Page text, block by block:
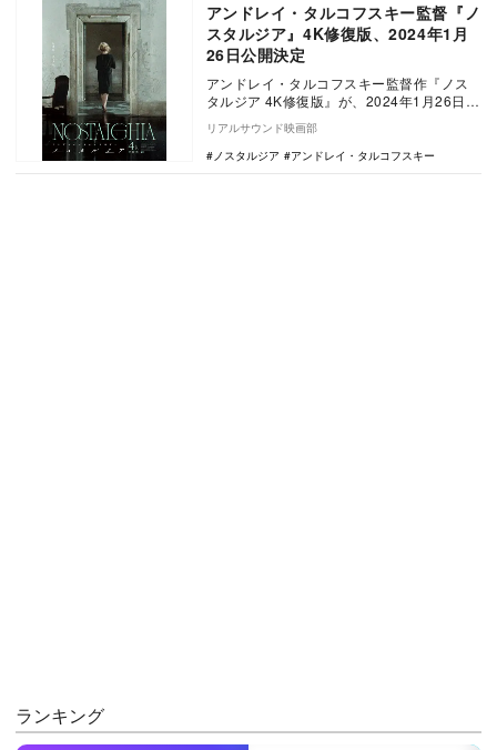
アンドレイ・タルコフスキー監督『ノ
スタルジア』4K修復版、2024年1月
26日公開決定
アンドレイ・タルコフスキー監督作『ノス
タルジア 4K修復版』が、2024年1月26日よ
りBunkamuraル・シネマ 渋谷宮下ほ…
リアルサウンド映画部
ノスタルジア
アンドレイ・タルコフスキー
ランキング